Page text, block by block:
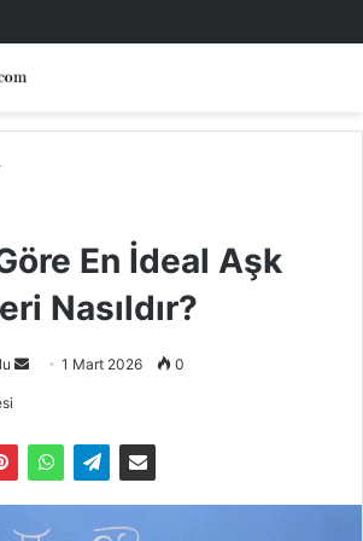
En İdeal Aşk
Nasıldır?
Bir
göndermek
1 Mart 2026 0